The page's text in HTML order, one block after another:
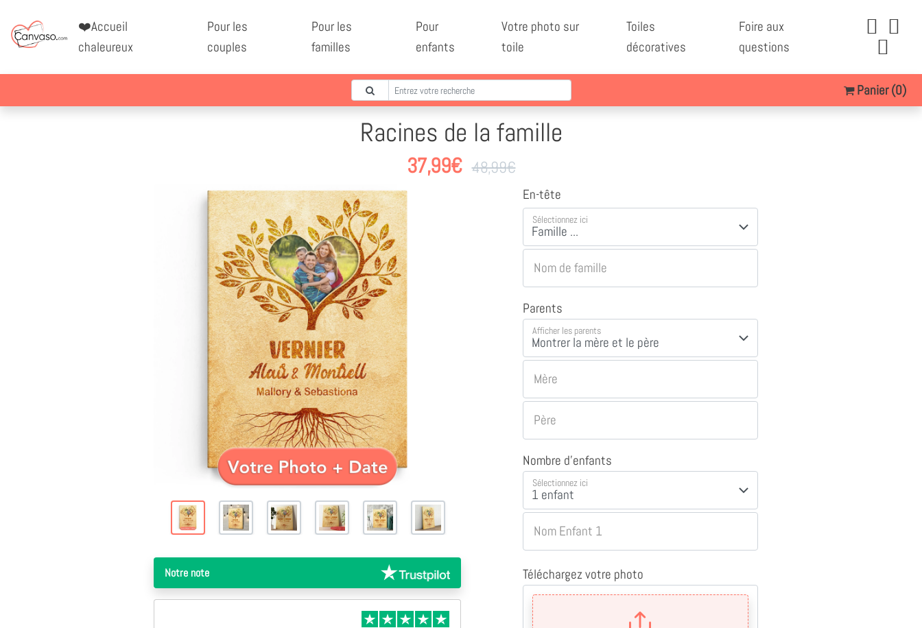
❤️Accueil
chaleureux
Pour les
couples
Pour les
familles
Pour
enfants
Votre photo sur
toile
Toiles
décoratives
Foire aux
questions
Panier(0)
Racines de la famille
37,99€ 48,99€
Notre note
En-tête
Sélectionnez ici
Nom de famille
Parents
Afficher les parents
Mère
Père
Nombre d'enfants
Sélectionnez ici
Nom Enfant 1
Téléchargez votre photo